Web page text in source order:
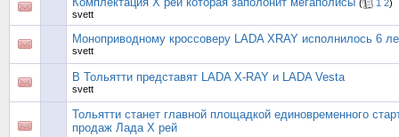
( 1 2)
svett
Моноприводному кроссоверу LADA XRAY исполнилось 6
svett
В Тольятти представят LADA X-RAY и LADA Vesta
svett
Тольятти станет главной площадкой единовременного
продаж Лада X рей